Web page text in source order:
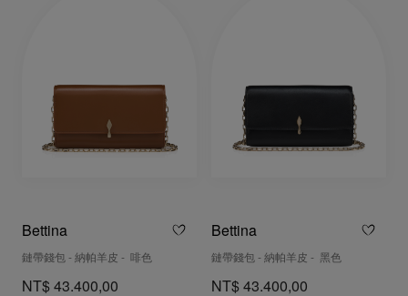
Bettina
鏈帶錢包 - 納帕羊皮 - 啡色
NT$ 43.400,00
Bettina
鏈帶錢包 - 納帕羊皮 - 黑色
NT$ 43.400,00